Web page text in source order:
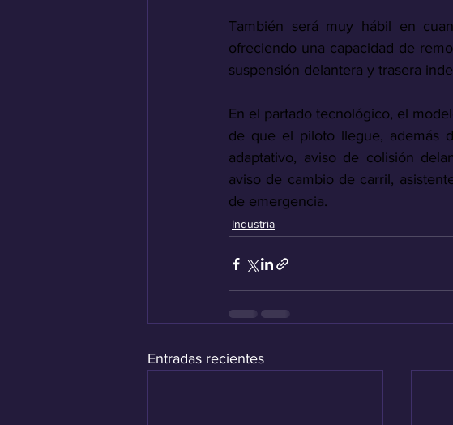
También será muy hábil en
ofreciendo una capacidad de
suspensión delantera y trasera
En el partado tecnológico, el
de que el piloto llegue, además
adaptativo, aviso de colisión
aviso de cambio de carril,
de emergencia.
Industria
Entradas recientes